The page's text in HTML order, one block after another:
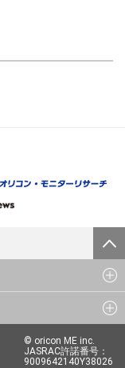
© oricon ME inc.
JASRAC許諾番号：
9009642140Y38026